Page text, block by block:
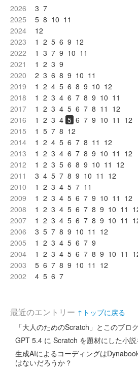
2026
3 7
2025
5 8 10 11
2024
12
2023
1 2 5 6 9 12
2022
1 3 7 9 10 11
2021
1 2 3 9
2020
2 3 6 8 9 10 11
2019
1 2 4 5 6 8 9 10 12
2018
1 2 3 4 6 7 8 9 10 11
2017
1 2 3 4 5 6 7 8 11 12
2016
1 2 3 4 5 6 7 9 10 11 12
2015
1 5 7 8 12
2014
1 2 4 5 6 7 8 11 12
2013
1 2 3 4 6 7 8 9 10 11 12
2012
1 2 3 5 6 8 9 10 11 12
2011
3 4 5 7 8 9 10 11 12
2010
1 2 3 4 5 7 11
2009
1 2 3 4 5 6 7 9 10 11 12
2008
1 2 3 4 5 6 7 8 9 10 11
2007
1 2 3 4 5 6 7 8 9 10 11
2006
3 5 7 8 9 10 11 12
2005
1 2 3 4 5 6 7 9
2004
1 2 3 4 5 6 7 8 9 10 11
2003
5 6 7 8 9 10 11 12
2002
4 5 6 7
最近のエントリー ↑トップに戻る
「大人のためのScratch」とこのブロ
GPT 5.4 に Scratch を題材にした小
生成AIによるコーディングは
はないだろうか？